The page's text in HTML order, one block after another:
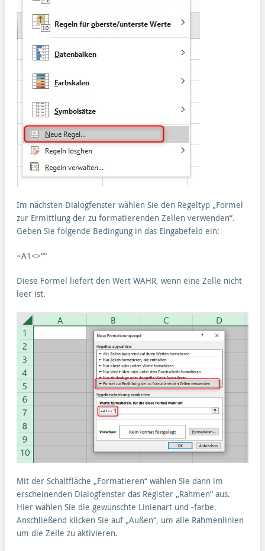
Im nächsten Dialogfenster wählen Sie den Regeltyp „Formel
zur Ermittlung der zu formatierenden Zellen verwenden“.
Geben Sie folgende Bedingung in das Eingabefeld ein:
=A1<>““
Diese Formel liefert den Wert WAHR, wenn eine Zelle nicht
leer ist.
Mit der Schaltfläche „Formatieren“ wählen Sie dann im
erscheinenden Dialogfenster das Register „Rahmen“ aus.
Hier wählen Sie die gewünschte Linienart und -farbe.
Anschließend klicken Sie auf „Außen“, um alle Rahmenlinien
um die Zelle zu aktivieren.